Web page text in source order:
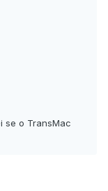
se o TransMac